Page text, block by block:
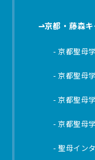
京都・藤森
京都聖母
京都聖母
京都聖母
京都聖母
聖母イン